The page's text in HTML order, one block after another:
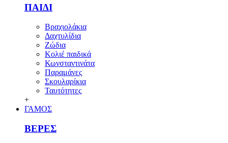
ΠΑΙΔΙ
Βραχιολάκια
Δαχτυλίδια
Ζώδια
Κολιέ παιδικά
Κωνσταντινάτα
Παραμάνες
Σκουλαρίκια
Ταυτότητες
+
ΓΑΜΟΣ
ΒΕΡΕΣ